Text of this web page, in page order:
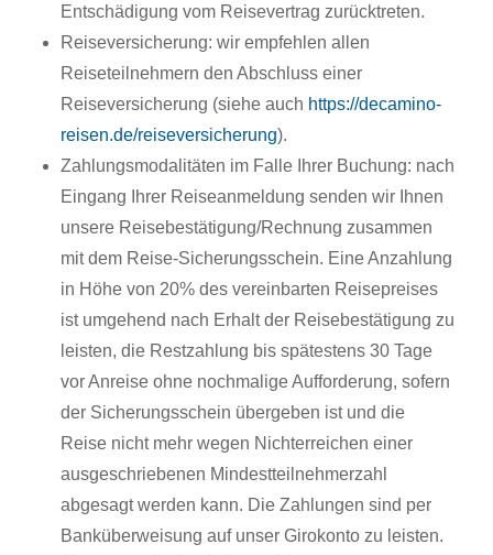
Entschädigung vom Reisevertrag zurücktreten.
Reiseversicherung: wir empfehlen allen
Reiseteilnehmern den Abschluss einer
Reiseversicherung (siehe auch https://decamino-
reisen.de/reiseversicherung).
Zahlungsmodalitäten im Falle Ihrer Buchung: nach
Eingang Ihrer Reiseanmeldung senden wir Ihnen
unsere Reisebestätigung/Rechnung zusammen
mit dem Reise-Sicherungsschein. Eine Anzahlung
in Höhe von 20% des vereinbarten Reisepreises
ist umgehend nach Erhalt der Reisebestätigung zu
leisten, die Restzahlung bis spätestens 30 Tage
vor Anreise ohne nochmalige Aufforderung, sofern
der Sicherungsschein übergeben ist und die
Reise nicht mehr wegen Nichterreichen einer
ausgeschriebenen Mindestteilnehmerzahl
abgesagt werden kann. Die Zahlungen sind per
Banküberweisung auf unser Girokonto zu leisten.